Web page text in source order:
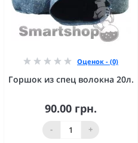
Оценок - (0)
Горшок из спец волокна 20л.
90.00 грн.
- +